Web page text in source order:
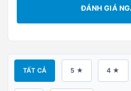
ĐÁNH GIÁ
TẤT CẢ 5 ★ 4 ★